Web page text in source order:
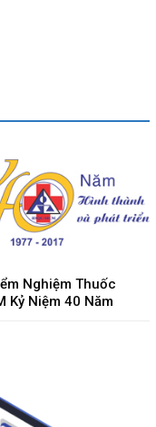
Nghiệm Thuốc
Kỷ Niệm 40 Năm